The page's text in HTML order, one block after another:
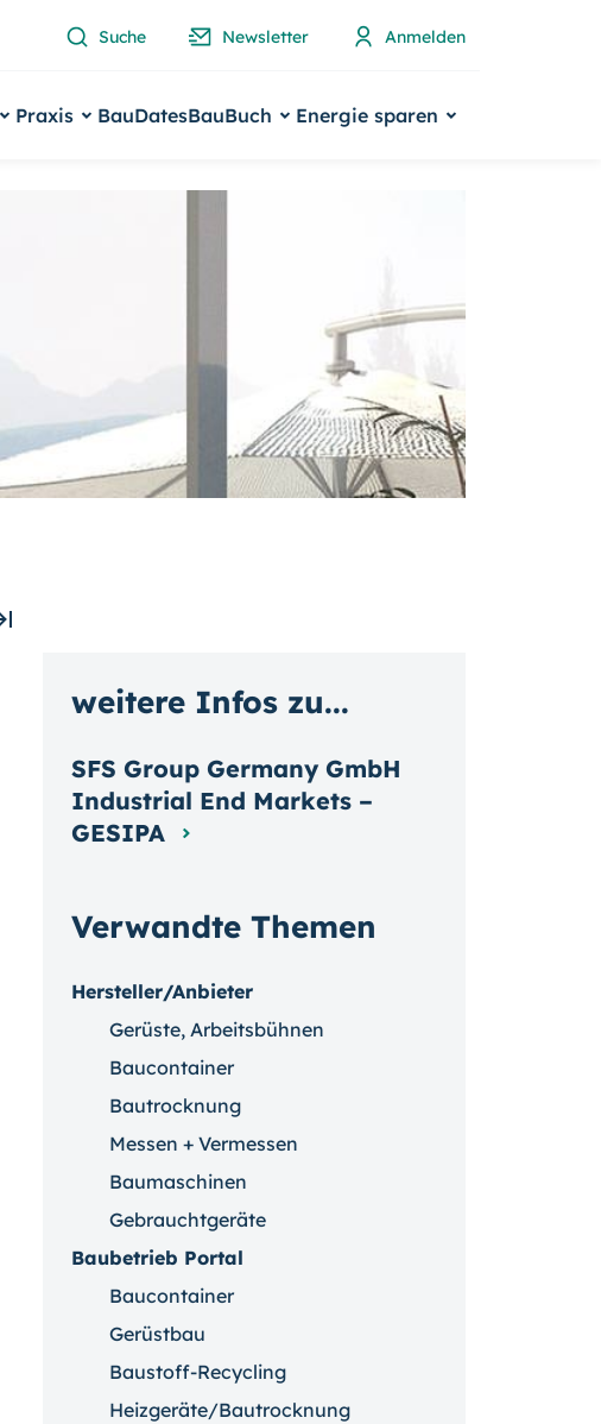
Suche Newsletter Anmelden
Praxis BauDatesBauBuch Energie sparen
Verwandte Themen
Hersteller/Anbieter
Gerüste, Arbeitsbühnen
Baucontainer
Bautrocknung
Messen + Vermessen
Baumaschinen
Gebrauchtgeräte
Baubetrieb Portal
Baucontainer
Gerüstbau
Baustoff-Recycling
Heizgeräte/Bautrocknung
weitere Infos zu...
SFS Group Germany GmbH
Industrial End Markets –
GESIPA